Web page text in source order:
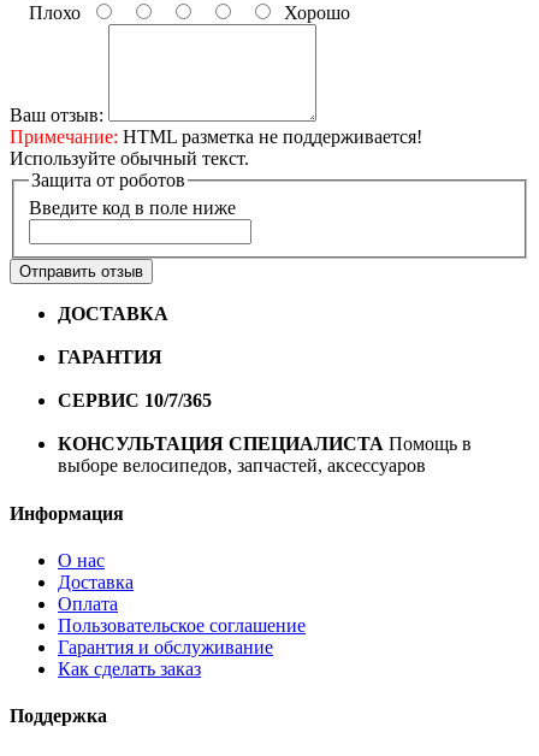
Плохо
Хорошо
Ваш отзыв:
Примечание: HTML разметка не поддерживается!
Используйте обычный текст.
Защита от роботов
Введите код в поле ниже
Отправить отзыв
ДОСТАВКА
ГАРАНТИЯ
СЕРВИС 10/7/365
КОНСУЛЬТАЦИЯ СПЕЦИАЛИСТА Помощь в
выборе велосипедов, запчастей, аксессуаров
Информация
О нас
Доставка
Оплата
Пользовательское соглашение
Гарантия и обслуживание
Как сделать заказ
Поддержка